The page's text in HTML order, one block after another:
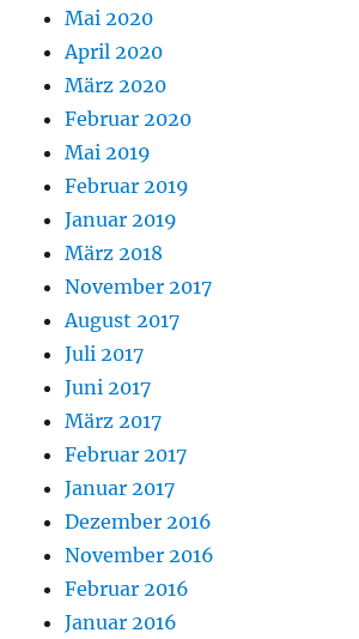
Mai 2020
April 2020
März 2020
Februar 2020
Mai 2019
Februar 2019
Januar 2019
März 2018
November 2017
August 2017
Juli 2017
Juni 2017
März 2017
Februar 2017
Januar 2017
Dezember 2016
November 2016
Februar 2016
Januar 2016